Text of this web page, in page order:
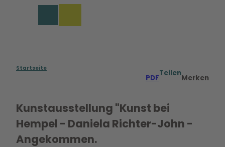
Startseite
PDF
Teilen
Merken
Kunstausstellung "Kunst bei
Hempel - Daniela Richter-John -
Angekommen.